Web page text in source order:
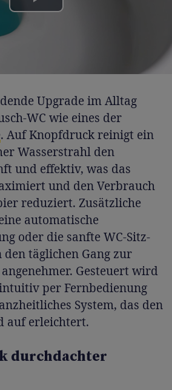
Play
Upgrade im Alltag
WC wie eines der
. Auf Knopfdruck reinigt ein
Wasserstrahl den
und effektiv, was das
und den Verbrauch
reduziert. Zusätzliche
automatische
oder die sanfte WC-Sitz-
den täglichen Gang zur
Gesteuert wird
per Fernbedienung
System, das den
auf erleichtert.
durchdachter